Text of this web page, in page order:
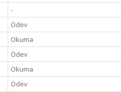
-
Ödev
Okuma
Ödev
Okuma
Ödev